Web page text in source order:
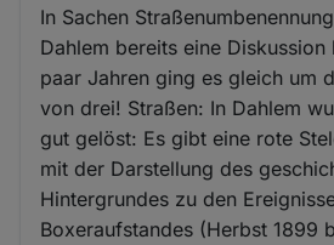
In Sachen
Dahlem bereits eine
paar Jahren ging es gleich um
von drei! Straßen: In Dahlem
gut gelöst: Es gibt eine rote
mit der Darstellung des
Hintergrundes zu den
Boxeraufstandes (Herbst 1899